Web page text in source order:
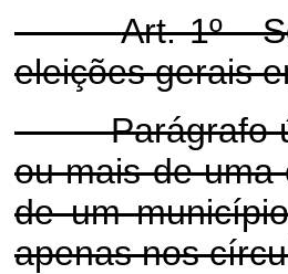
Art. 1º -
eleições gerais
Parágrafo
ou mais de uma
de um
apenas nos